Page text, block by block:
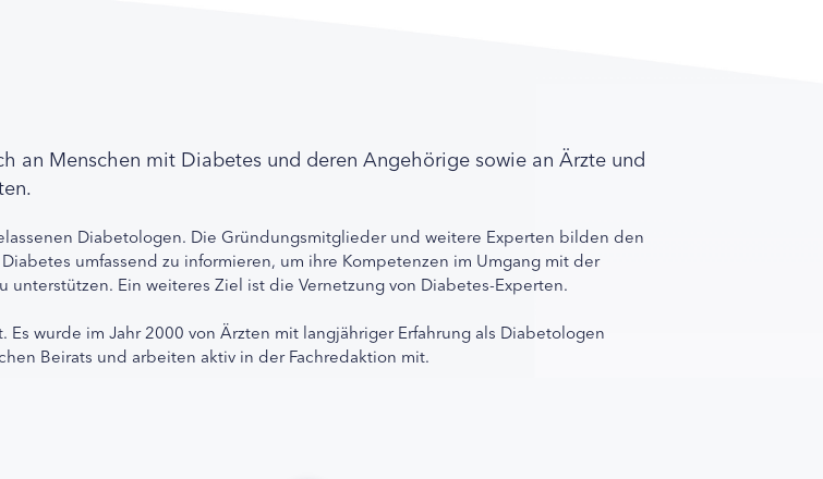
an Menschen mit Diabetes und deren Angehörige sowie an Ärzte und
Diabetologen. Die Gründungsmitglieder und weitere Experten bilden den
umfassend zu informieren, um ihre Kompetenzen im Umgang mit der
Ein weiteres Ziel ist die Vernetzung von Diabetes-Experten.
wurde im Jahr 2000 von Ärzten mit langjähriger Erfahrung als Diabetologen
Beirats und arbeiten aktiv in der Fachredaktion mit.